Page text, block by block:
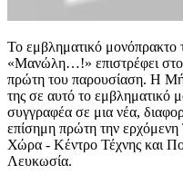
Το εμβληματικό
«Μανώλη…!» επιστρέφει στο
πρώτη του παρουσίαση. Η
της σε αυτό το εμβληματικό
συγγραφέα σε μια νέα,
επίσημη πρώτη την
Χώρα - Κέντρο Τέχνης και
Λευκωσία.